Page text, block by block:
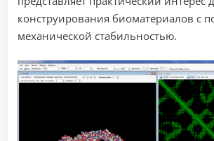
конструирования биоматериалов с
механической стабильностью.